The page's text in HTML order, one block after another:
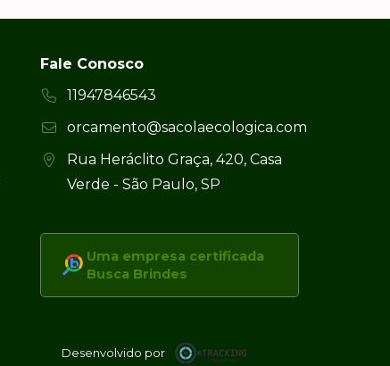
Fale Conosco
11947846543
orcamento@sacolaecologica.com
Rua Heráclito Graça, 420, Casa
Verde - São Paulo, SP
Uma empresa certificada
Busca Brindes
Desenvolvido por